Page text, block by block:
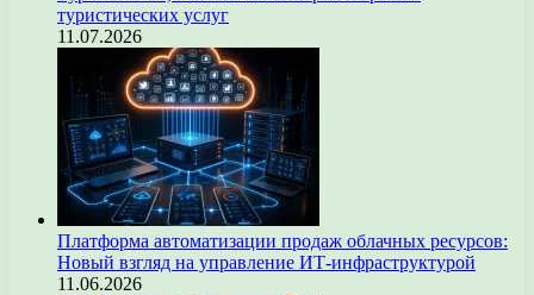
туристических услуг
11.07.2026
Платформа автоматизации продаж облачных ресурсов:
Новый взгляд на управление ИТ-инфраструктурой
11.06.2026